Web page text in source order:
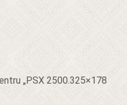
„PSX 2500.325×178